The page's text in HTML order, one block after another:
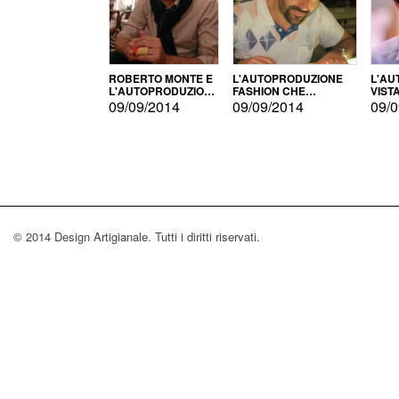
ROBERTO MONTE E
L'AUTOPRODUZIONE
CON IL CENSIMENTO
09/09/2014
L'AUTOPRODUZIONE
FASHION CHE
CONQUISTA GLI USA
09/09/2014 09/
© 2014 Design Artigianale. Tutti i diritti riservati.